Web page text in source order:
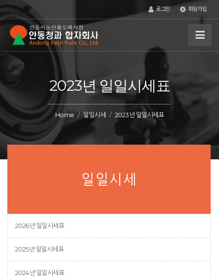
로그인 회원가입
2023년 일일시세표
Home 일일시세 2023년 일일시세표
일일시세
2026년 일일시세표
2025년 일일시세표
2024년 일일시세표